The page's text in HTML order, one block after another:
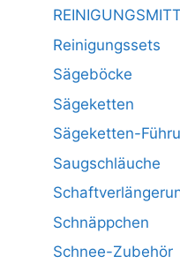
Reinigungssets
Sägeböcke
Sägeketten
Sägeketten-
Saugschläuche
Schnäppchen
Schnee-Zubehör